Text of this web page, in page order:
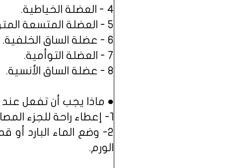
4 - العضلة الخياطية.
5 - العضلة المتسعة المتوسطة.
6 - عضلة الساق الخلفية.
7 - العضلة التوأمية.
8 - عضلة الساق الأنسية.
● ماذا يجب أن تفعل عند
1- إعطاء راحة للجزء المصاب وجعل العضلات المصابة في وضع الارتخاء لتقليل التوتر العضلي.
2- وضع الماء البارد
الورم.